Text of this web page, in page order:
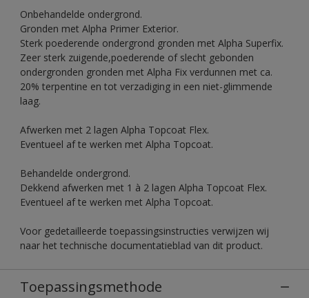
Onbehandelde ondergrond.
Gronden met Alpha Primer Exterior.
Sterk poederende ondergrond gronden met Alpha Superfix.
Zeer sterk zuigende,poederende of slecht gebonden
ondergronden gronden met Alpha Fix verdunnen met ca.
20% terpentine en tot verzadiging in een niet-glimmende
laag.
Afwerken met 2 lagen Alpha Topcoat Flex.
Eventueel af te werken met Alpha Topcoat.
Behandelde ondergrond.
Dekkend afwerken met 1 à 2 lagen Alpha Topcoat Flex.
Eventueel af te werken met Alpha Topcoat.
Voor gedetailleerde toepassingsinstructies verwijzen wij
naar het technische documentatieblad van dit product.
Toepassingsmethode